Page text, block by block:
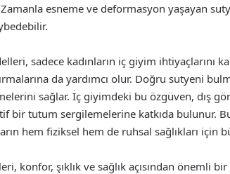
esneme ve deformasyon yaşayan
sadece kadınların iç giyim ihtiyaçlarını
da yardımcı olur. Doğru sutyeni
sağlar. İç giyimdeki bu özgüven, dış
bir tutum sergilemelerine katkıda bulunur.
hem fiziksel hem de ruhsal sağlıkları için
konfor, şıklık ve sağlık açısından önemli